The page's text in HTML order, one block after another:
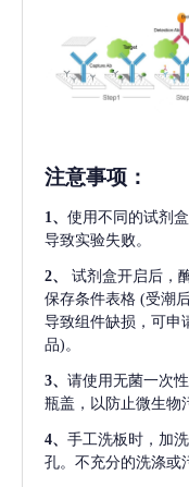
注意事项 ：
1、 使用不同的试剂
导致实验失败。
2、
试剂盒开启后，
保存条件表格 (受潮
导致组件缺损，可申
品)。
3、 请使用无菌一次
瓶盖，以防止微生物
4、 手工洗板时，加
孔。不充分的洗涤或